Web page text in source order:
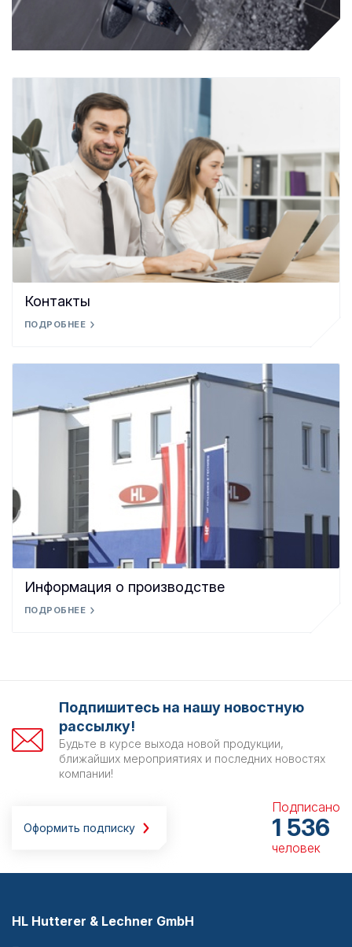
Контакты
ПОДРОБНЕЕ
Информация о производстве
ПОДРОБНЕЕ
Подпишитесь на нашу новостную
рассылку!
Будьте в курсе выхода новой продукции,
ближайших мероприятиях и последних новостях
компании!
Оформить подписку
Подписано
1 536
человек
HL Hutterer & Lechner GmbH